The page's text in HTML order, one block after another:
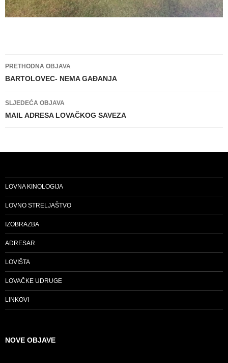
Navigacija
objava
PRETHODNA OBJAVA
BARTOLOVEC- NEMA GAĐANJA
SLJEDEĆA OBJAVA
MAIL ADRESA LOVAČKOG SAVEZA
LOVNA KINOLOGIJA
LOVNO STRELJAŠTVO
IZOBRAZBA
ADRESAR
LOVIŠTA
LOVAČKE UDRUGE
LINKOVI
NOVE OBJAVE